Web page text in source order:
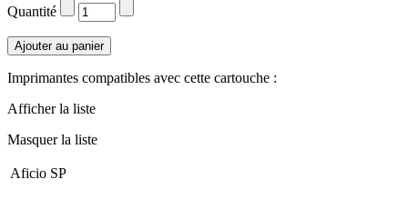
Quantité
Imprimantes compatibles avec cette cartouche :
Afficher la liste
Masquer la liste
Aficio SP